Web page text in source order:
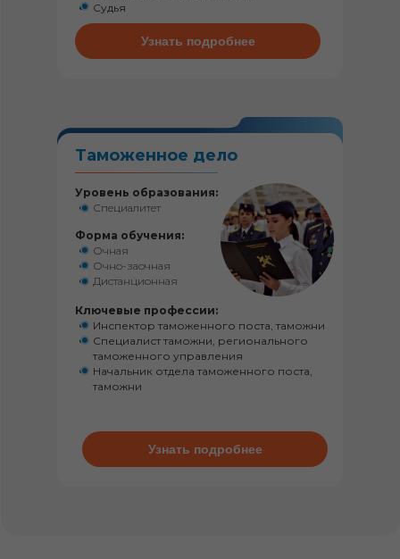
Таможенное дело
Уровень образования:
Специалитет
Форма обучения:
Очная
Очно-заочная
Дистанционная
Судья
Ключевые профессии:
Инспектор таможенного поста, таможни
Специалист таможни, регионального
таможенного управления
Начальник отдела таможенного поста,
таможни
Узнать подробнее
Узнать подробнее